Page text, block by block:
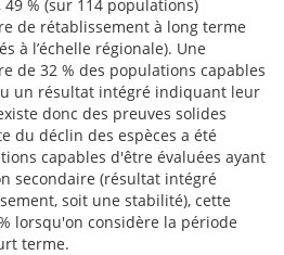
% (sur 114 populations)
de rétablissement à long terme
à l’échelle régionale). Une
de 32 % des populations capables
un résultat intégré indiquant leur
donc des preuves solides
du déclin des espèces a été
capables d'être évaluées ayant
secondaire (résultat intégré
soit une stabilité), cette
lorsqu'on considère la période
terme.